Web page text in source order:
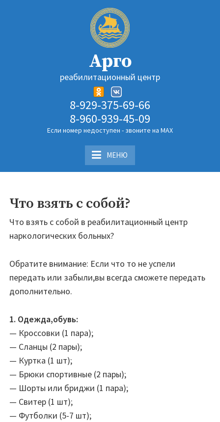
Арго
реабилитационный центр
8-929-375-69-66
8-960-939-45-09
Если номер недоступен - звоните на MAX
МЕНЮ
Что взять с собой?
Что взять с собой в реабилитационный центр
наркологических больных?
Обратите внимание: Если что то не успели
передать или забыли,вы всегда сможете передать
дополнительно.
1. Одежда,обувь:
— Кроссовки (1 пара);
— Сланцы (2 пары);
— Куртка (1 шт);
— Брюки спортивные (2 пары);
— Шорты или бриджи (1 пара);
— Свитер (1 шт);
— Футболки (5-7 шт);